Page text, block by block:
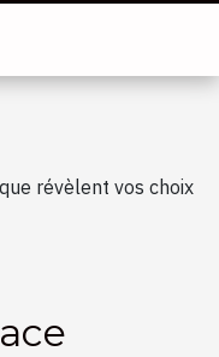
révèlent vos choix